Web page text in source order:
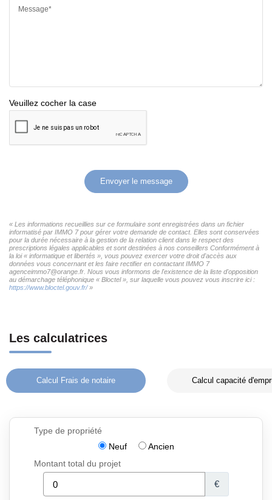
Message*
Veuillez cocher la case
Envoyer le message
« Les informations recueillies sur ce formulaire sont enregistrées dans un fichier
informatisé par IMMO 7 pour gérer votre demande de contact. Elles sont conservées
pour la durée nécessaire à la gestion de la relation client dans le respect des
prescriptions légales applicables et sont destinées à nos conseillers Conformément à
la loi « informatique et libertés », vous pouvez exercer votre droit d'accès aux
données vous concernant et les faire rectifier en contactant IMMO 7
agenceimmo7@orange.fr. Nous vous informons de l'existence de la liste d'opposition
au démarchage téléphonique « Bloctel », sur laquelle vous pouvez vous inscrire ici :
https://www.bloctel.gouv.fr/»
Les calculatrices
Calcul Frais de notaire Calcul capacité